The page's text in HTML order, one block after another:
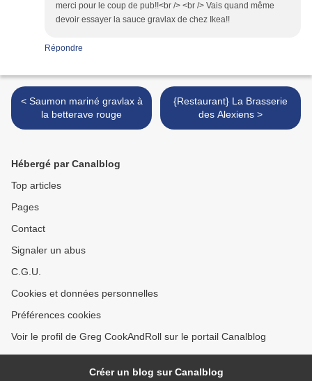
merci pour le coup de pub!!<br /> <br /> Vais quand même
devoir essayer la sauce gravlax de chez Ikea!!
Répondre
< Saumon mariné gravlax à
la betterave rouge
{Restaurant} La Brasserie
des Alexiens >
Hébergé par Canalblog
Top articles
Pages
Contact
Signaler un abus
C.G.U.
Cookies et données personnelles
Préférences cookies
Voir le profil de Greg CookAndRoll sur le portail Canalblog
Créer un blog sur Canalblog